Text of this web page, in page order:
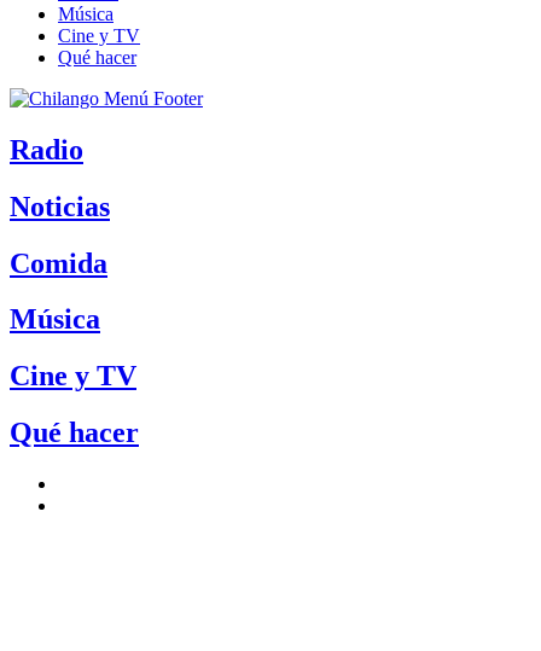
Música
Cine y TV
Qué hacer
Radio
Noticias
Comida
Música
Cine y TV
Qué hacer